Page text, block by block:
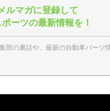
ルマガに登録して
ーツの最新情報を！
部の裏話や、最新の自動車パーツ